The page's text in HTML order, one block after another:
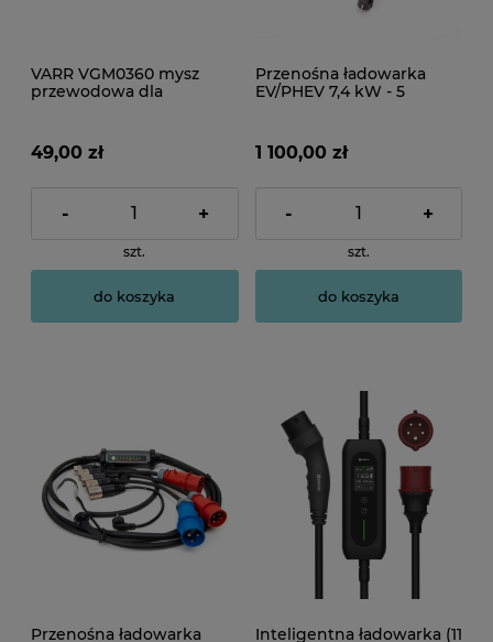
VARR VGM0360 mysz
przewodowa dla
49,00 zł
- +
szt.
do koszyka
Przenośna ładowarka
EV/PHEV 7,4 kW - 5
1 100,00 zł
- +
szt.
do koszyka
Przenośna ładowarka
Inteligentna ładowarka (11